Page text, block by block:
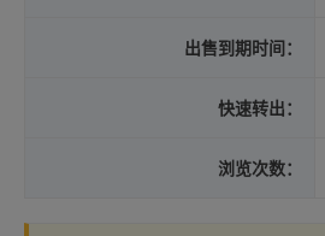
出售到期时间：
快速转出：
浏览次数：